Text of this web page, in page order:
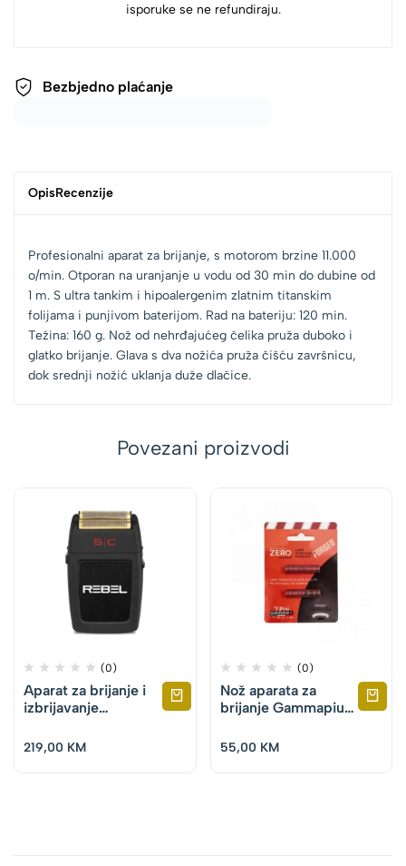
isporuke se ne refundiraju.
Bezbjedno plaćanje
OpisRecenzije
Profesionalni aparat za brijanje, s motorom brzine 11.000
o/min. Otporan na uranjanje u vodu od 30 min do dubine od
1 m. S ultra tankim i hipoalergenim zlatnim titanskim
folijama i punjivom baterijom. Rad na bateriju: 120 min.
Težina: 160 g. Nož od nehrđajućeg čelika pruža duboko i
glatko brijanje. Glava s dva nožića pruža čišću završnicu,
dok srednji nožić uklanja duže dlačice.
Povezani proizvodi
(0)
Aparat za brijanje i
izbrijavanje
Rebel
219,00 KM
(0)
Nož aparata za
brijanje Gammapiu
Prodigy/Absolute
Zero
55,00 KM